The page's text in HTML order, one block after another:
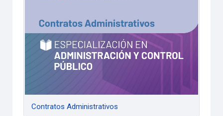
Contratos Administrativos